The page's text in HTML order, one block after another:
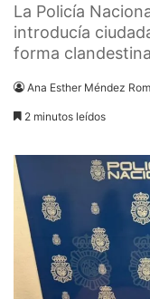
La Policía
introducía
forma
Ana Esther Méndez
2 minutos leídos